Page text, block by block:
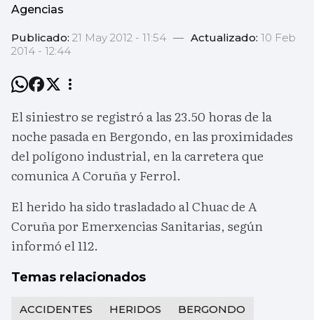
Agencias
Publicado: 21 May 2012 - 11:54 — Actualizado: 10 Feb
2014 - 12:44
El siniestro se registró a las 23.50 horas de la
noche pasada en Bergondo, en las proximidades
del polígono industrial, en la carretera que
comunica A Coruña y Ferrol.
El herido ha sido trasladado al Chuac de A
Coruña por Emerxencias Sanitarias, según
informó el 112.
Temas relacionados
ACCIDENTES HERIDOS BERGONDO